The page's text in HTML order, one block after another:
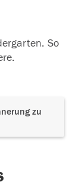
So
zu